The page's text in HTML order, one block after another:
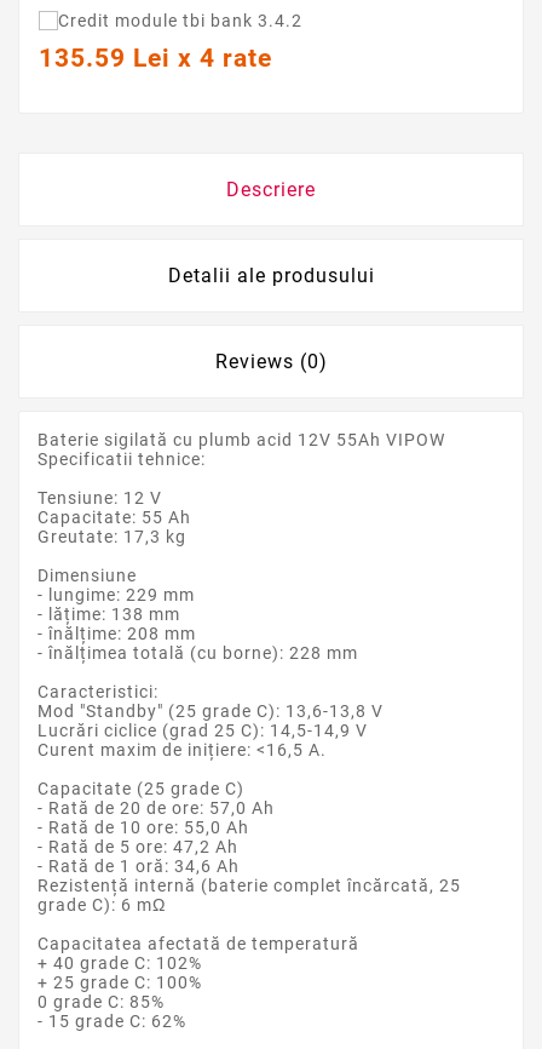
135.59 Lei x 4 rate
Descriere
Detalii ale produsului
Reviews (0)
Baterie sigilată cu plumb acid 12V 55Ah VIPOW
Specificatii tehnice:
Tensiune: 12 V
Capacitate: 55 Ah
Greutate: 17,3 kg
Dimensiune
- lungime: 229 mm
- lățime: 138 mm
- înălțime: 208 mm
- înălțimea totală (cu borne): 228 mm
Caracteristici:
Mod "Standby" (25 grade C): 13,6-13,8 V
Lucrări ciclice (grad 25 C): 14,5-14,9 V
Curent maxim de inițiere: <16,5 A.
Capacitate (25 grade C)
- Rată de 20 de ore: 57,0 Ah
- Rată de 10 ore: 55,0 Ah
- Rată de 5 ore: 47,2 Ah
- Rată de 1 oră: 34,6 Ah
Rezistență internă (baterie complet încărcată, 25
grade C): 6 mΩ
Capacitatea afectată de temperatură
+ 40 grade C: 102%
+ 25 grade C: 100%
0 grade C: 85%
- 15 grade C: 62%